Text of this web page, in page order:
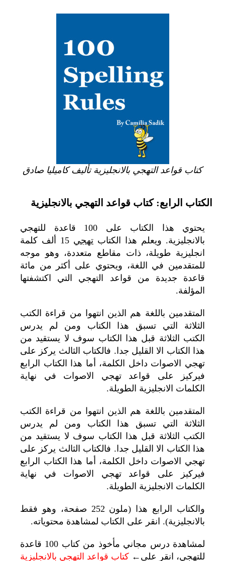
كتاب قواعد التهجي بالانجليزية تأليف كاميليا صادق
الكتاب الرابع: كتاب قواعد التهجي بالانجليزية
يحتوي هذا الكتاب على 100 قاعدة للتهجي
بالانجليزية. ويعلم هذا الكتاب تهجي
15 ألف كلمة
انجليزية طويلة، ذات مقاطع متعددة، وهو موجه
للمتقدمين في اللغة، ويحتوي على أكثر من مائة
قاعدة جديدة من قواعد التهجي التي اكتشفتها
المؤلفة.
المتقدمين باللغة هم الذين انتهوا من قراءة الكتب
الثلاثة التي تسبق هذا الكتاب ومن لم يدرس
الكتب الثلاثة قبل هذا الكتاب سوف لا يستقيد من
هذا الكتاب الا القليل جدا. فالكتاب الثالث يركز على
تهجي الاصوات داخل الكلمة، أما هذا الكتاب الرابع
فيركيز على قواعد تهجي الاصوات في نهاية
الكلمات الانجليزية الطويلة.
المتقدمين باللغة هم الذين انتهوا من قراءة الكتب
الثلاثة التي تسبق هذا الكتاب ومن لم يدرس
الكتب الثلاثة قبل هذا الكتاب سوف لا يستقيد من
هذا الكتاب الا القليل جدا. فالكتاب الثالث يركز على
تهجي الاصوات داخل الكلمة، أما هذا الكتاب الرابع
فيركيز على قواعد تهجي الاصوات في نهاية
الكلمات الانجليزية الطويلة.
والكتاب الرابع هذا (ملون 252 صفحة، وهو فقط
بالانجليزية). انقر على الكتاب لمشاهدة محتوياته.
لمشاهدة درس مجاني مأخوذ من كتاب 100 قاعدة
للتهجي، انقر على← كتاب قواعد التهجي بالانجليزية